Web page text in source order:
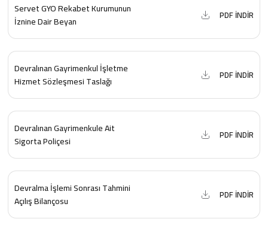
Servet GYO Rekabet Kurumunun
İznine Dair Beyan
PDF İNDİR
Devralınan Gayrimenkul İşletme
Hizmet Sözleşmesi Taslağı
PDF İNDİR
Devralınan Gayrimenkule Ait
Sigorta Poliçesi
PDF İNDİR
Devralma İşlemi Sonrası Tahmini
Açılış Bilançosu
PDF İNDİR